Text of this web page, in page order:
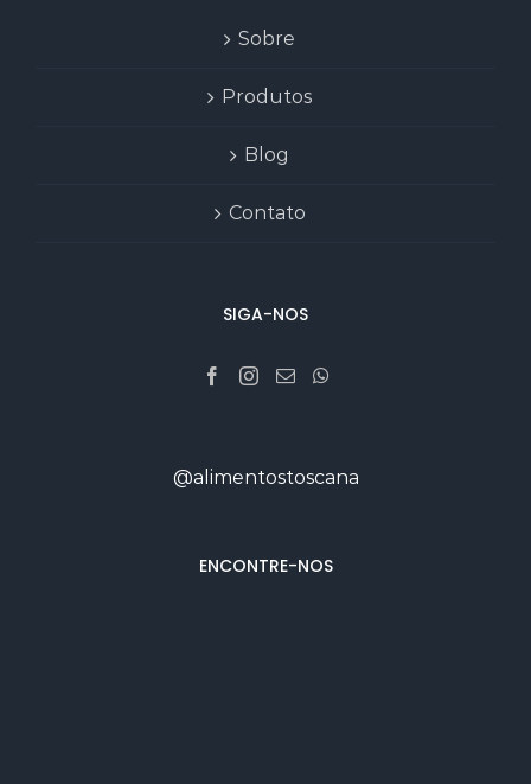
Sobre
Produtos
Blog
Contato
SIGA-NOS
@alimentostoscana
ENCONTRE-NOS